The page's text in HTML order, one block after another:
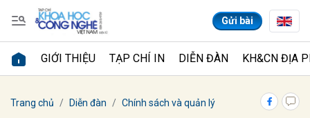
Gửi bài
GIỚI THIỆU TẠP CHÍ IN DIỄN ĐÀN KH&CN ĐỊA
Trang chủ Diễn đàn Chính sách và quản lý
Gửi bình luận